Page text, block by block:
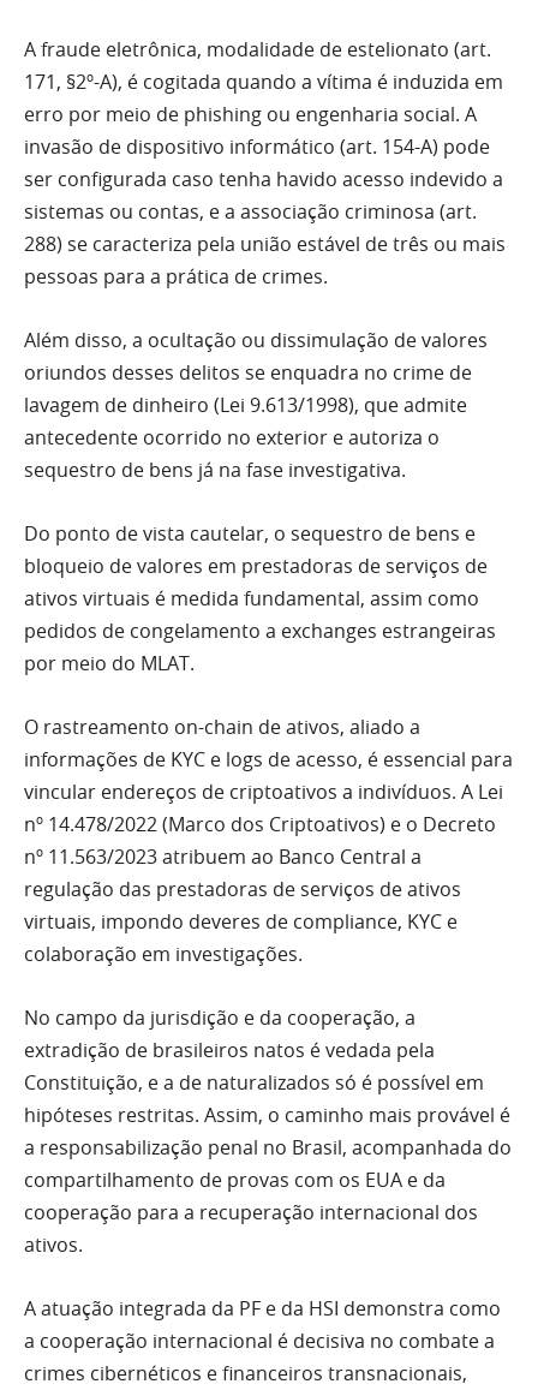
A fraude eletrônica, modalidade de estelionato (art.
171, §2º-A), é cogitada quando a vítima é induzida em
erro por meio de phishing ou engenharia social. A
invasão de dispositivo informático (art. 154-A) pode
ser configurada caso tenha havido acesso indevido a
sistemas ou contas, e a associação criminosa (art.
288) se caracteriza pela união estável de três ou mais
pessoas para a prática de crimes.
Além disso, a ocultação ou dissimulação de valores
oriundos desses delitos se enquadra no crime de
lavagem de dinheiro (Lei 9.613/1998), que admite
antecedente ocorrido no exterior e autoriza o
sequestro de bens já na fase investigativa.
Do ponto de vista cautelar, o sequestro de bens e
bloqueio de valores em prestadoras de serviços de
ativos virtuais é medida fundamental, assim como
pedidos de congelamento a exchanges estrangeiras
por meio do MLAT.
O rastreamento on-chain de ativos, aliado a
informações de KYC e logs de acesso, é essencial para
vincular endereços de criptoativos a indivíduos. A Lei
nº 14.478/2022 (Marco dos Criptoativos) e o Decreto
nº 11.563/2023 atribuem ao Banco Central a
regulação das prestadoras de serviços de ativos
virtuais, impondo deveres de compliance, KYC e
colaboração em investigações.
No campo da jurisdição e da cooperação, a
extradição de brasileiros natos é vedada pela
Constituição, e a de naturalizados só é possível em
hipóteses restritas. Assim, o caminho mais provável é
a responsabilização penal no Brasil, acompanhada do
compartilhamento de provas com os EUA e da
cooperação para a recuperação internacional dos
ativos.
A atuação integrada da PF e da HSI demonstra como
a cooperação internacional é decisiva no combate a
crimes cibernéticos e financeiros transnacionais,